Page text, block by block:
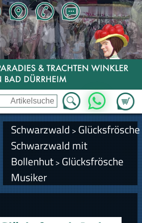
Zum
WhatsApp
Schwarzwald > Glücksfrösche
Schwarzwald mit
Bollenhut> Glücksfrösche
Musiker